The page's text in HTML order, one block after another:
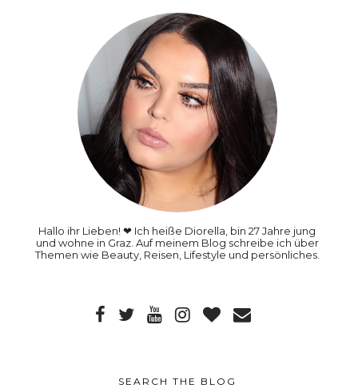
Hallo ihr Lieben! ❤ Ich heiße Diorella, bin 27 Jahre jung
und wohne in Graz. Auf meinem Blog schreibe ich über
Themen wie Beauty, Reisen, Lifestyle und persönliches.
SEARCH THE BLOG